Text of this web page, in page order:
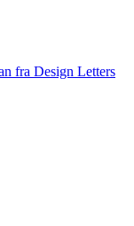
fra Design Letters